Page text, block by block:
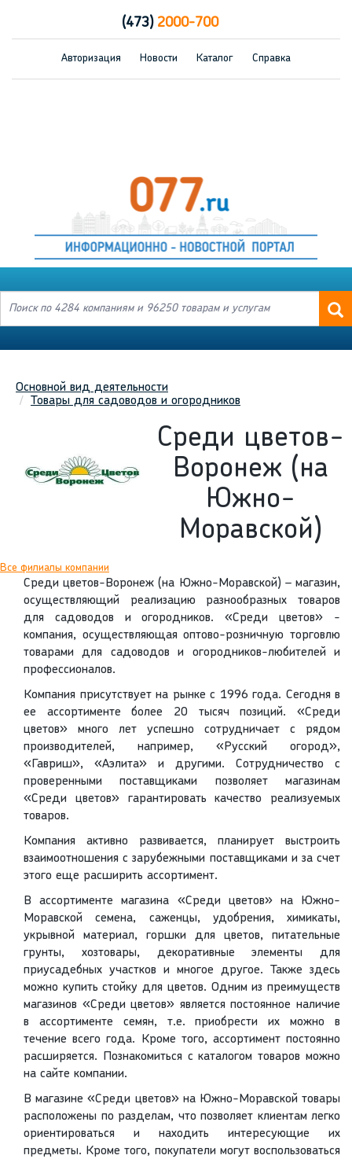
(473)2000-700
Авторизация Новости Каталог Справка
Основной вид деятельности
Товары для садоводов и огородников
Среди цветов-
Воронеж (на
Южно-
Моравской)
Все филиалы компании
Среди цветов-Воронеж (на Южно-Моравской) – магазин,
осуществляющий реализацию разнообразных товаров
для садоводов и огородников. «Среди цветов» -
компания, осуществляющая оптово-розничную торговлю
товарами для садоводов и огородников-любителей и
профессионалов.
Компания присутствует на рынке с 1996 года. Сегодня в
ее ассортименте более 20 тысяч позиций. «Среди
цветов» много лет успешно сотрудничает с рядом
производителей, например, «Русский огород»,
«Гавриш», «Аэлита» и другими. Сотрудничество с
проверенными поставщиками позволяет магазинам
«Среди цветов» гарантировать качество реализуемых
товаров.
Компания активно развивается, планирует выстроить
взаимоотношения с зарубежными поставщиками и за счет
этого еще расширить ассортимент.
В ассортименте магазина «Среди цветов» на Южно-
Моравской семена, саженцы, удобрения, химикаты,
укрывной материал, горшки для цветов, питательные
грунты, хозтовары, декоративные элементы для
приусадебных участков и многое другое. Также здесь
можно купить стойку для цветов. Одним из преимуществ
магазинов «Среди цветов» является постоянное наличие
в ассортименте семян, т.е. приобрести их можно в
течение всего года. Кроме того, ассортимент постоянно
расширяется. Познакомиться с каталогом товаров можно
на сайте компании.
В магазине «Среди цветов» на Южно-Моравской товары
расположены по разделам, что позволяет клиентам легко
ориентироваться и находить интересующие их
предметы. Кроме того, покупатели могут воспользоваться